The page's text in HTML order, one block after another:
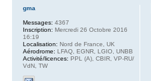
gma
Messages: 4367
Inscription: Mercredi 26 Octobre 2016
16:19
Localisation: Nord de France, UK
Aérodrome: LFAQ, EGNR, LGIO, UNBB
Activité/licences: PPL (A), CBIR, VP-RU/
VdN, TW